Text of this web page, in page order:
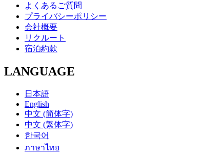
よくあるご質問
プライバシーポリシー
会社概要
リクルート
宿泊約款
LANGUAGE
日本語
English
中文 (简体字)
中文 (繁体字)
한국어
ภาษาไทย